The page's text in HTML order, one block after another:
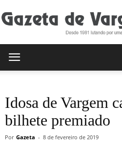
de
Idosa de Vargem
bilhete premiado
Por Gazeta - 8 de fevereiro de 2019